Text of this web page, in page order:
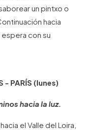
un pintxo o
hacia
con su
- PARÍS (lunes)
hacia la luz.
el Valle del Loira,